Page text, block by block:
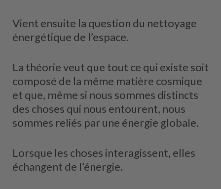
Vient ensuite la question du nettoyage
énergétique de l’espace.
La théorie veut que tout ce qui existe soit
composé de la même matière cosmique
et que, même si nous sommes distincts
des choses qui nous entourent, nous
sommes reliés par une énergie globale.
Lorsque les choses interagissent, elles
échangent de l’énergie.